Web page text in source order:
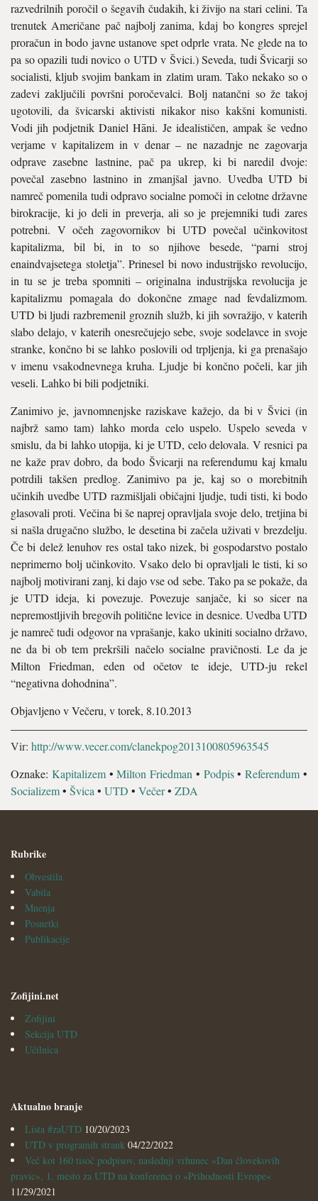
razvedrilnih poročil o šegavih čudakih, ki živijo na stari celini. Ta
trenutek Američane pač najbolj zanima, kdaj bo kongres sprejel
proračun in bodo javne ustanove spet odprle vrata. Ne glede na to
pa so opazili tudi novico o UTD v Švici.) Seveda, tudi Švicarji so
socialisti, kljub svojim bankam in zlatim uram. Tako nekako so o
zadevi zaključili površni poročevalci. Bolj natančni so že takoj
ugotovili, da švicarski aktivisti nikakor niso kakšni komunisti.
Vodi jih podjetnik Daniel Hāni. Je idealističen, ampak še vedno
verjame v kapitalizem in v denar – ne nazadnje ne zagovarja
odprave zasebne lastnine, pač pa ukrep, ki bi naredil dvoje:
povečal zasebno lastnino in zmanjšal javno. Uvedba UTD bi
namreč pomenila tudi odpravo socialne pomoči in celotne državne
birokracije, ki jo deli in preverja, ali so je prejemniki tudi zares
potrebni. V očeh zagovornikov bi UTD povečal učinkovitost
kapitalizma, bil bi, in to so njihove besede, “parni stroj
enaindvajsetega stoletja”. Prinesel bi novo industrijsko revolucijo,
in tu se je treba spomniti – originalna industrijska revolucija je
kapitalizmu pomagala do dokončne zmage nad fevdalizmom.
UTD bi ljudi razbremenil groznih služb, ki jih sovražijo, v katerih
slabo delajo, v katerih onesrečujejo sebe, svoje sodelavce in svoje
stranke, končno bi se lahko poslovili od trpljenja, ki ga prenašajo
v imenu vsakodnevnega kruha. Ljudje bi končno počeli, kar jih
veseli. Lahko bi bili podjetniki.
Zanimivo je, javnomnenjske raziskave kažejo, da bi v Švici (in
najbrž samo tam) lahko morda celo uspelo. Uspelo seveda v
smislu, da bi lahko utopija, ki je UTD, celo delovala. V resnici pa
ne kaže prav dobro, da bodo Švicarji na referendumu kaj kmalu
potrdili takšen predlog. Zanimivo pa je, kaj so o morebitnih
učinkih uvedbe UTD razmišljali običajni ljudje, tudi tisti, ki bodo
glasovali proti. Večina bi še naprej opravljala svoje delo, tretjina bi
si našla drugačno službo, le desetina bi začela uživati v brezdelju.
Če bi delež lenuhov res ostal tako nizek, bi gospodarstvo postalo
neprimerno bolj učinkovito. Vsako delo bi opravljali le tisti, ki so
najbolj motivirani zanj, ki dajo vse od sebe. Tako pa se pokaže, da
je UTD ideja, ki povezuje. Povezuje sanjače, ki so sicer na
nepremostljivih bregovih politične levice in desnice. Uvedba UTD
je namreč tudi odgovor na vprašanje, kako ukiniti socialno državo,
ne da bi ob tem prekršili načelo socialne pravičnosti. Le da je
Milton Friedman, eden od očetov te ideje, UTD-ju rekel
“negativna dohodnina”.
Objavljeno v Večeru, v torek, 8.10.2013
Vir: http://www.vecer.com/clanekpog2013100805963545
Oznake: Kapitalizem•Milton Friedman • Podpis•Referendum •
Socializem• Švica • UTD • Večer• ZDA
Rubrike
Obvestila
Vabila
Mnenja
Posnetki
Publikacije
Zofijini.net
Zofijini
Sekcija UTD
Učilnica
Aktualno branje
Lista #zaUTD 10/20/2023
UTD v programih strank 04/22/2022
Več kot 160 tisoč podpisov, naslednji vrhunec »Dan človekovih
pravic«, 1. mesto za UTD na konferenci o »Prihodnosti Evrope«
11/29/2021